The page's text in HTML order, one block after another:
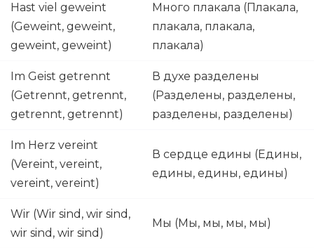
Hast viel geweint
(Geweint, geweint,
geweint, geweint)
Много плакала (Плакала,
плакала, плакала,
плакала)
Im Geist getrennt
(Getrennt, getrennt,
getrennt, getrennt)
В духе разделены
(Разделены, разделены,
разделены, разделены)
Im Herz vereint
(Vereint, vereint,
vereint, vereint)
В сердце едины (Едины,
едины, едины, едины)
Wir (Wir sind, wir sind,
wir sind, wir sind)
Мы (Мы, мы, мы, мы)